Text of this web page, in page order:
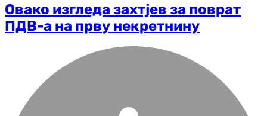
Овако изгледа захтјев за поврат
ПДВ-а на прву некретнину